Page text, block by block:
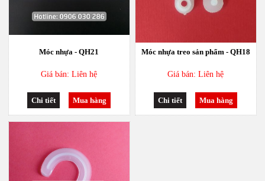
Móc nhựa - QH21
Giá bán: Liên hệ
Chi tiết Mua hàng
Móc nhựa treo sản phẩm - QH18
Giá bán: Liên hệ
Chi tiết Mua hàng